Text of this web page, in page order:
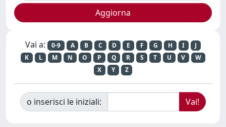
Vai a: 0-9 A B C D E F G H I
J
K
L M N O P Q R S T U V
W
X
Y Z
o inserisci le iniziali: